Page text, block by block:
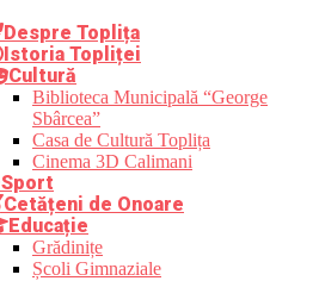
Despre Toplița
Istoria Topliței
Cultură
Biblioteca Municipală “George
Sbârcea”
Casa de Cultură Toplița
Cinema 3D Calimani
Sport
Cetățeni de Onoare
Educație
Grădinițe
Școli Gimnaziale